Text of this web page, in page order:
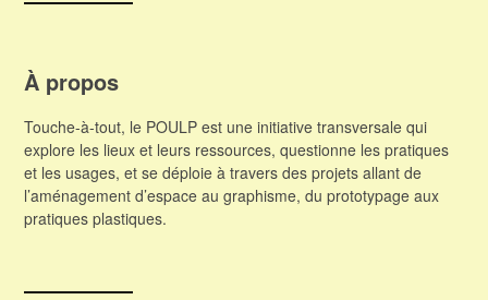
À propos
Touche-à-tout, le POULP est une initiative transversale qui
explore les lieux et leurs ressources, questionne les pratiques
et les usages, et se déploie à travers des projets allant de
l’aménagement d’espace au graphisme, du prototypage aux
pratiques plastiques.